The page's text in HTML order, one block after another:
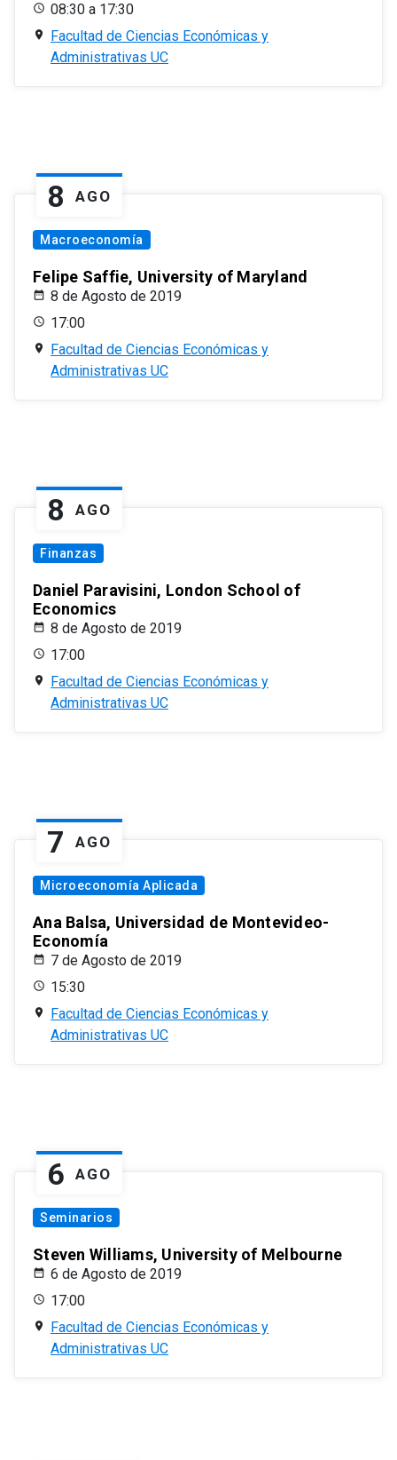
08:30 a 17:30
Facultad de Ciencias Económicas y
Administrativas UC
8 AGO
Macroeconomía
Felipe Saffie, University of Maryland
8 de Agosto de 2019
17:00
Facultad de Ciencias Económicas y
Administrativas UC
8 AGO
Finanzas
Daniel Paravisini, London School of
Economics
8 de Agosto de 2019
17:00
Facultad de Ciencias Económicas y
Administrativas UC
7 AGO
Microeconomía Aplicada
Ana Balsa, Universidad de Montevideo-
Economía
7 de Agosto de 2019
15:30
Facultad de Ciencias Económicas y
Administrativas UC
6 AGO
Seminarios
Steven Williams, University of Melbourne
6 de Agosto de 2019
17:00
Facultad de Ciencias Económicas y
Administrativas UC